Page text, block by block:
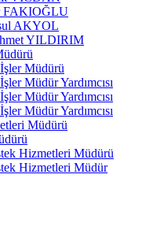
FAKIOĞLU
AKYOL
YILDIRIM
Müdürü
Müdür Yardımcısı
Müdür Yardımcısı
Müdür Yardımcısı
Müdürü
Hizmetleri Müdürü
Hizmetleri Müdür